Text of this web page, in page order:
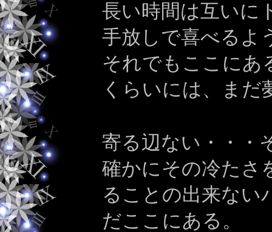
長い時間は互いに
手放しで喜べるよ
それでもここにあ
くらいには、まだ
寄る辺ない・・・
確かにその冷たさ
ることの出来ない
だここにある。